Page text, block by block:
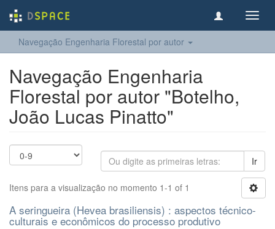
Navegação Engenharia Florestal por autor
Navegação Engenharia
Florestal por autor "Botelho,
João Lucas Pinatto"
Ir
Itens para a visualização no momento 1-1 of 1
A seringueira (Hevea brasiliensis) : aspectos técnico-
culturais e econômicos do processo produtivo